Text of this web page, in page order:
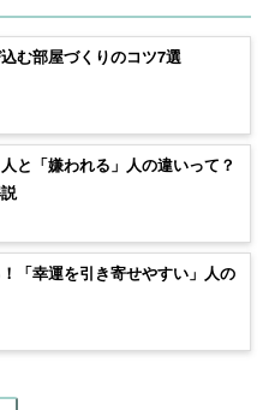
む部屋づくりのコツ7選
と「嫌われる」人の違いって？
「幸運を引き寄せやすい」人の